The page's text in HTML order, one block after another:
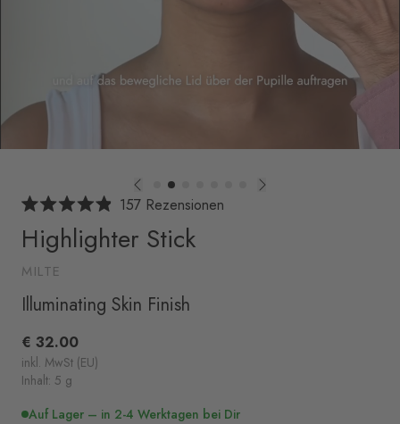
Mit
4.9
von
Sternen
157RezensionenKlicken,
Highlighter Stick
MILTE
Illuminating Skin Finish
€ 32.00
inkl. MwSt (EU)
Inhalt: 5 g
Auf Lager – in 2-4 Werktagen bei Dir